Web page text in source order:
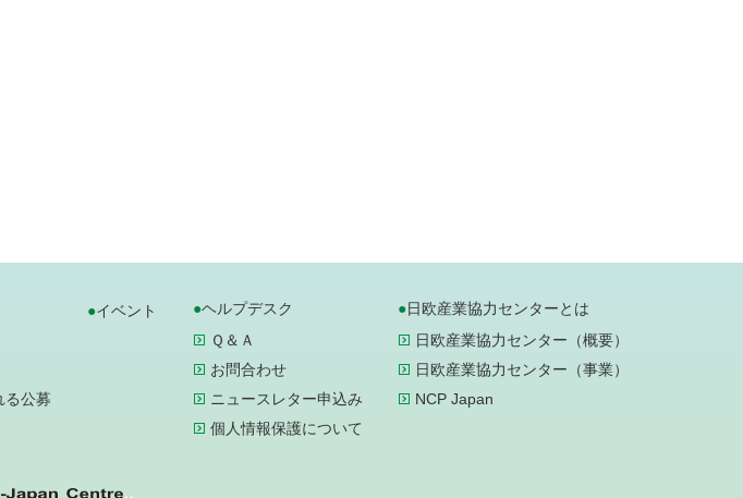
る公募
イベント
ヘルプデスク
Ｑ＆Ａ
お問合わせ
ニュースレター申込み
個人情報保護について
日欧産業協力センターとは
日欧産業協力センター（概要）
日欧産業協力センター（事業）
NCP Japan